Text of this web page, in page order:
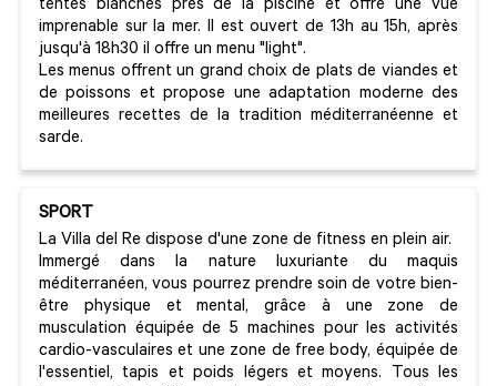
tentes blanches près de la piscine et offre une vue
imprenable sur la mer. Il est ouvert de 13h au 15h, après
jusqu'à 18h30 il offre un menu "light".
Les menus offrent un grand choix de plats de viandes et
de poissons et propose une adaptation moderne des
meilleures recettes de la tradition méditerranéenne et
sarde.
SPORT
La Villa del Re dispose d'une zone de fitness en plein air.
Immergé dans la nature luxuriante du maquis
méditerranéen, vous pourrez prendre soin de votre bien-
être physique et mental, grâce à une zone de
musculation équipée de 5 machines pour les activités
cardio-vasculaires et une zone de free body, équipée de
l'essentiel, tapis et poids légers et moyens. Tous les